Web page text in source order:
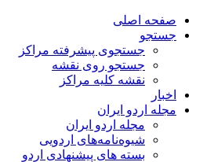
صفحه اصلی
جستجو
جستجوی پیشرفته مراکز
جستجو روی نقشه
نقشه کلیه مراکز
اخبار
مجله اردو ایران
مجله اردو ایران
شیوه‌نامه‌های اردویی
بسته های پیشنهادی اردو